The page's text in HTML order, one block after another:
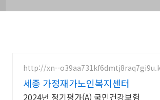
http://xn--
세종 가정재가노인복지센터
2024년 정기평가(A) 국민건강보험